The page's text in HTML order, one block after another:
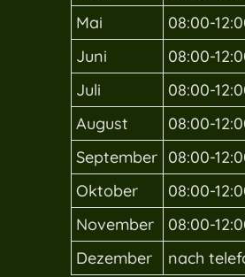
Mai
08:00-
Juni
08:00-
Juli
08:00-
August
08:00-
September 08:00-
Oktober
08:00-
November
08:00-
Dezember
nach